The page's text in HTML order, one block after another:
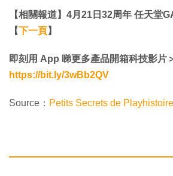
【相關報道】4月21日32周年 任天堂
【下一頁】
即刻用 App 睇更多產品開箱科技影片
https://bit.ly/3wBb2QV
Source： Petits Secrets de Playhistoire